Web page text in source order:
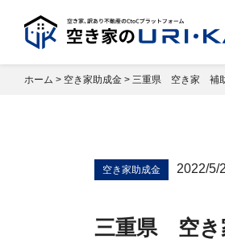
ホーム > 空き家助成金 > 三重県 空き家 補
空き家助成金 2022/5/
三重県 空き